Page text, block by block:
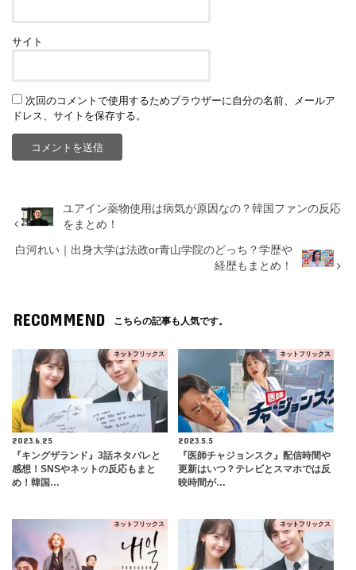
サイト
次回のコメントで使用するためブラウザーに自分の名前、メールア
ドレス、サイトを保存する。
ユアイン薬物使用は病気が原因なの？韓国ファンの反応
をまとめ！
白河れい｜出身大学は法政or青山学院のどっち？学歴や
経歴もまとめ！
RECOMMEND こちらの記事も人気です。
ネットフリックス
2023.6.25
『キングザランド』3話ネタバレと
感想！SNSやネットの反応もまと
め！韓国…
ネットフリックス
2023.5.5
『医師チャジョンスク』配信時間や
更新はいつ？テレビとスマホでは反
映時間が…
ネットフリックス ネットフリックス